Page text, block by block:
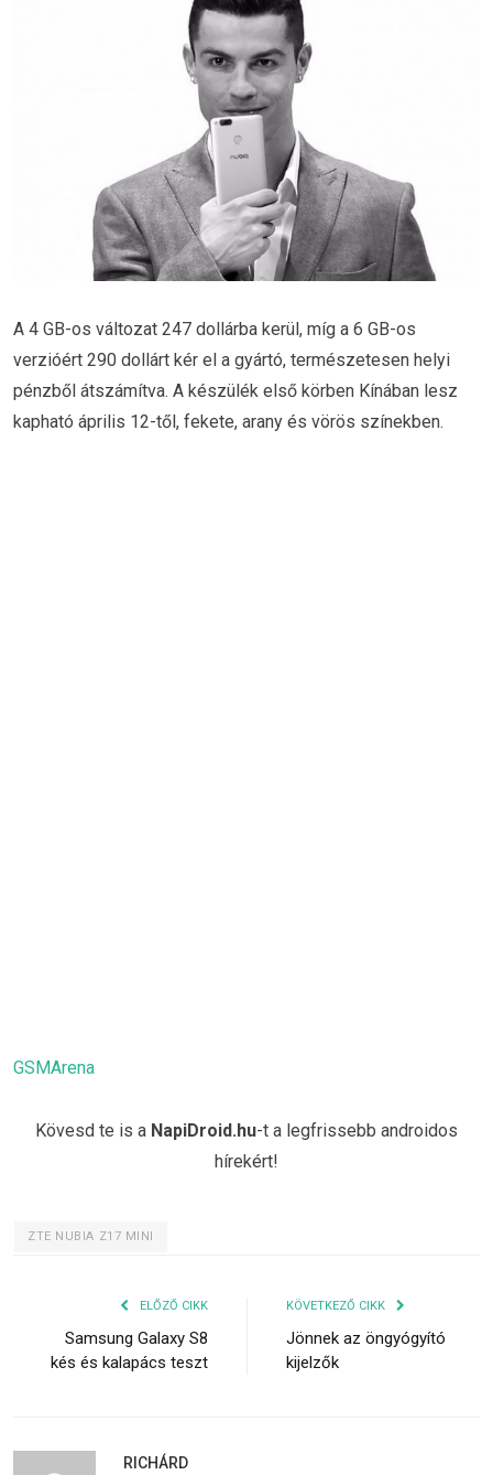
A 4 GB-os változat 247 dollárba kerül, míg a 6 GB-os
verzióért 290 dollárt kér el a gyártó, természetesen helyi
pénzből átszámítva. A készülék első körben Kínában lesz
kapható április 12-től, fekete, arany és vörös színekben.
GSMArena
Kövesd te is a NapiDroid.hu-t a legfrissebb androidos
hírekért!
ZTE NUBIA Z17 MINI
ELŐZŐ CIKK
Samsung Galaxy S8
kés és kalapács teszt
KÖVETKEZŐ CIKK
Jönnek az öngyógyító
kijelzők
RICHÁRD